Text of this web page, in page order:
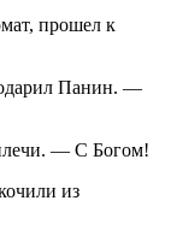
прошел к
Панин. —
— С Богом!
из